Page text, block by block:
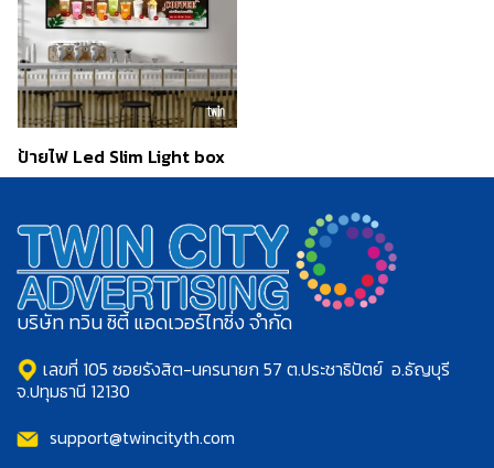
ป้ายไฟ Led Slim Light box
บริษัท ทวิน ซิตี้ แอดเวอร์ไทซิ่ง จำกัด
เลขที่ 105 ซอยรังสิต-นครนายก 57 ต.ประชาธิปัตย์ อ.ธัญบุรี
จ.ปทุมธานี 12130
support@twincityth.com